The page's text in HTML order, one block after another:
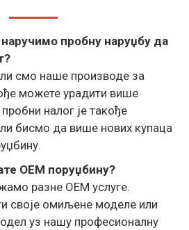
пробну наруџбу да
смо наше производе за
можете урадити више
налог је такође
бисмо да више нових купаца
ОЕМ поруџбину?
разне ОЕМ услуге.
своје омиљене моделе или
уз нашу професионалну